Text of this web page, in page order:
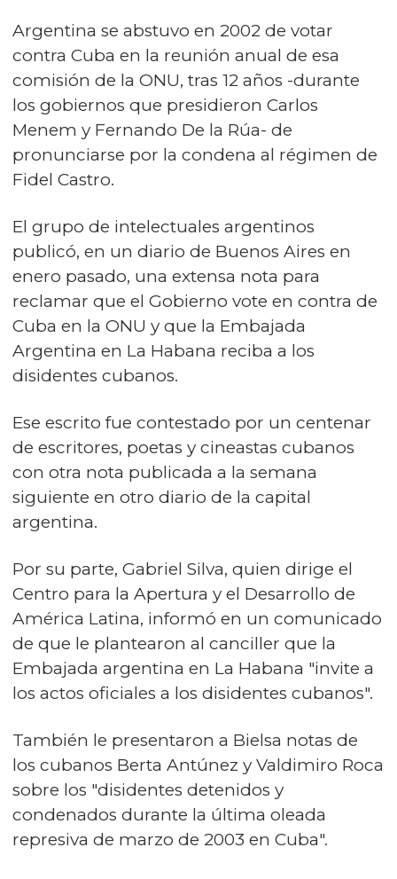
Argentina se abstuvo en 2002 de votar
contra Cuba en la reunión anual de esa
comisión de la ONU, tras 12 años -durante
los gobiernos que presidieron Carlos
Menem y Fernando De la Rúa- de
pronunciarse por la condena al régimen de
Fidel Castro.
El grupo de intelectuales argentinos
publicó, en un diario de Buenos Aires en
enero pasado, una extensa nota para
reclamar que el Gobierno vote en contra de
Cuba en la ONU y que la Embajada
Argentina en La Habana reciba a los
disidentes cubanos.
Ese escrito fue contestado por un centenar
de escritores, poetas y cineastas cubanos
con otra nota publicada a la semana
siguiente en otro diario de la capital
argentina.
Por su parte, Gabriel Silva, quien dirige el
Centro para la Apertura y el Desarrollo de
América Latina, informó en un comunicado
de que le plantearon al canciller que la
Embajada argentina en La Habana "invite a
los actos oficiales a los disidentes cubanos".
También le presentaron a Bielsa notas de
los cubanos Berta Antúnez y Valdimiro Roca
sobre los "disidentes detenidos y
condenados durante la última oleada
represiva de marzo de 2003 en Cuba".